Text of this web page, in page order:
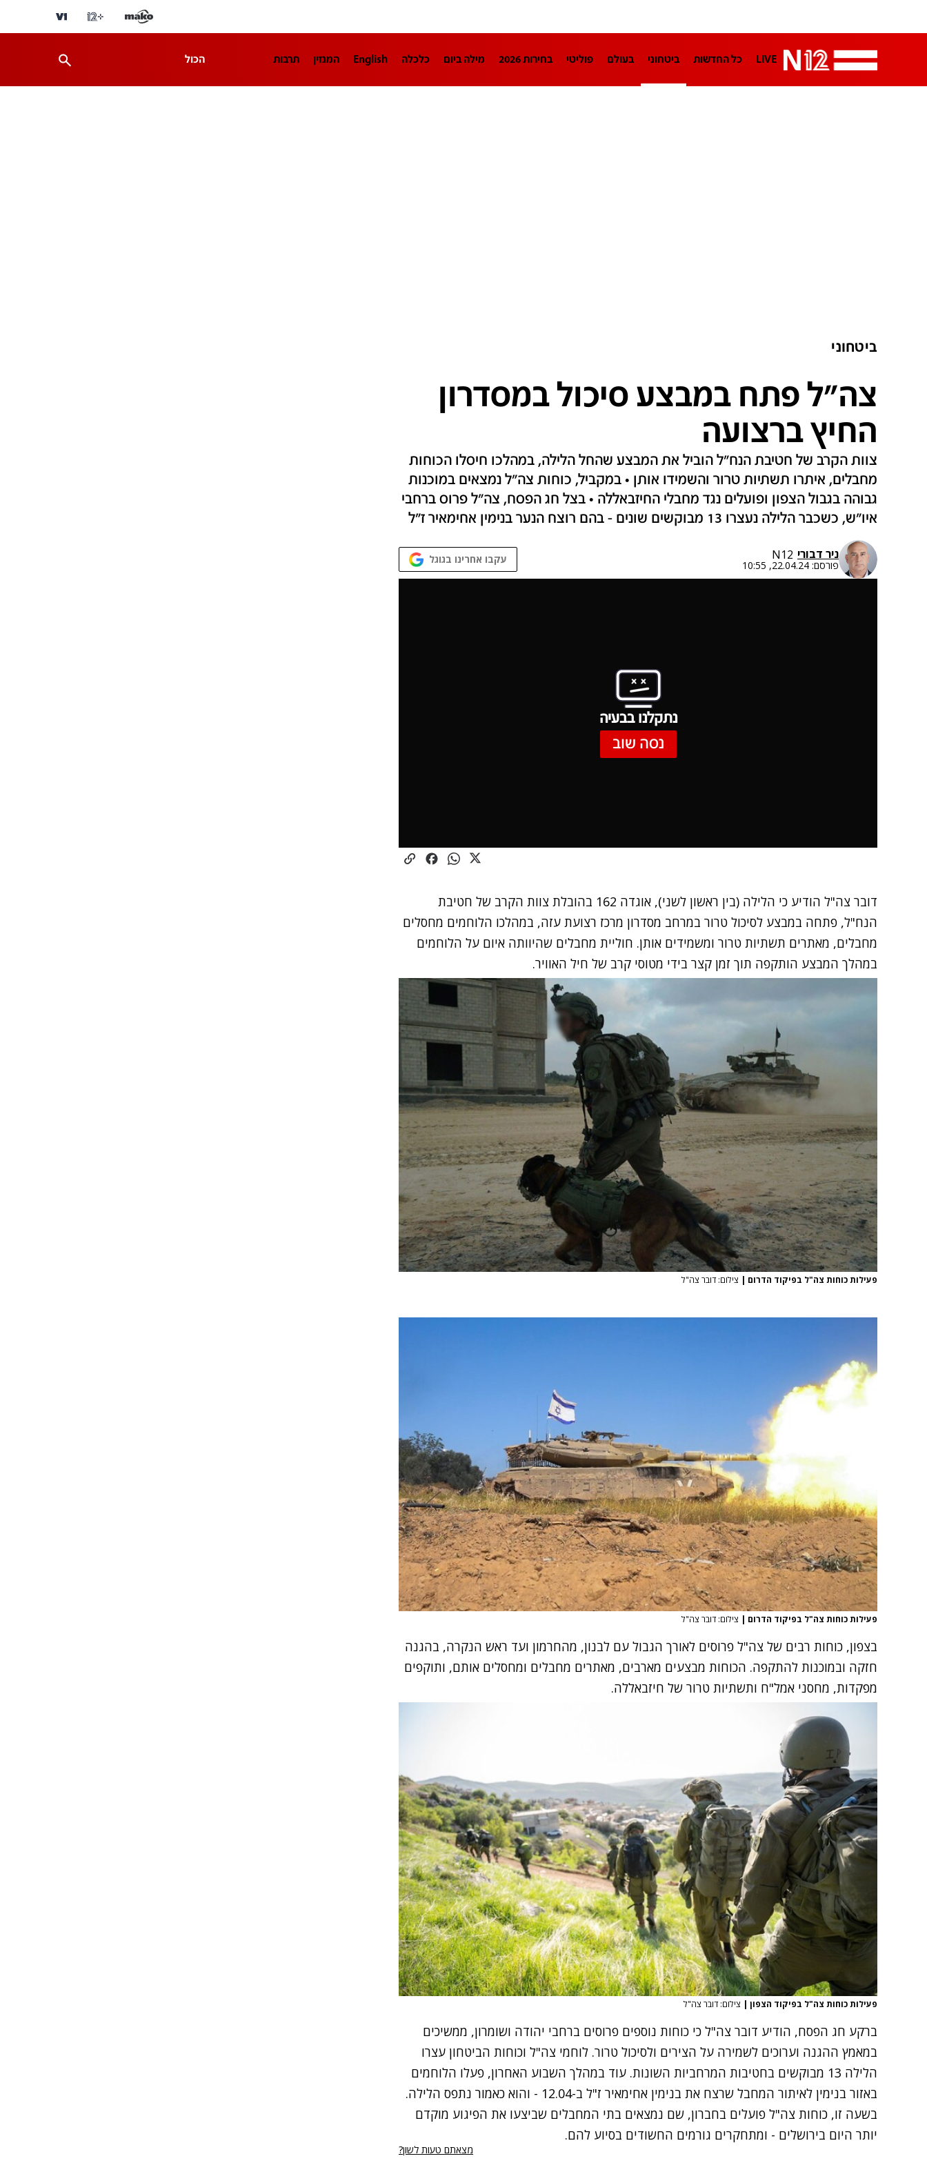
LIVE כל החדשות ביטחוני בעולם פוליטי בחירות 2026 מילה ביום כלכלה English המגזין תרבות הכול
ביטחוני
צה"ל פתח במבצע סיכול במסדרון
החיץ ברצועה
צוות הקרב של חטיבת הנח"ל הוביל את המבצע שהחל הלילה, במהלכו חיסלו הכוחות
מחבלים, איתרו תשתיות טרור והשמידו אותן • במקביל, כוחות צה"ל נמצאים במוכנות
גבוהה בגבול הצפון ופועלים נגד מחבלי החיזבאללה • בצל חג הפסח, צה"ל פרוס ברחבי
איו"ש, כשכבר הלילה נעצרו 13 מבוקשים שונים - בהם רוצח הנער בנימין אחימאיר ז"ל
ניר דבורי N12
פורסם: 22.04.24, 10:55 עקבו אחרינו בגוגל
נתקלנו בבעיה
נסה שוב
דובר צה"ל הודיע כי הלילה (בין ראשון לשני), אוגדה 162 בהובלת צוות הקרב של חטיבת
הנח"ל, פתחה במבצע לסיכול טרור במרחב מסדרון מרכז רצועת עזה, במהלכו הלוחמים מחסלים
מחבלים, מאתרים תשתיות טרור ומשמידים אותן. חוליית מחבלים שהיוותה איום על הלוחמים
במהלך המבצע הותקפה תוך זמן קצר בידי מטוסי קרב של חיל האוויר.
פעילות כוחות צה"ל בפיקוד הדרום | צילום: דובר צה"ל
פעילות כוחות צה"ל בפיקוד הדרום | צילום: דובר צה"ל
בצפון, כוחות רבים של צה"ל פרוסים לאורך הגבול עם לבנון, מהחרמון ועד ראש הנקרה, בהגנה
חזקה ובמוכנות להתקפה. הכוחות מבצעים מארבים, מאתרים מחבלים ומחסלים אותם, ותוקפים
מפקדות, מחסני אמל"ח ותשתיות טרור של חיזבאללה.
פעילות כוחות צה"ל בפיקוד הצפון | צילום: דובר צה"ל
ברקע חג הפסח, הודיע דובר צה"ל כי כוחות נוספים פרוסים ברחבי יהודה ושומרון, ממשיכים
במאמץ ההגנה וערוכים לשמירה על הצירים ולסיכול טרור. לוחמי צה"ל וכוחות הביטחון עצרו
הלילה 13 מבוקשים בחטיבות המרחביות השונות. עוד במהלך השבוע האחרון, פעלו הלוחמים
באזור בנימין לאיתור המחבל שרצח את בנימין אחימאיר ז"ל ב-12.04 - והוא כאמור
נתפס הלילה.
בשעה זו, כוחות צה"ל פועלים בחברון, שם נמצאים בתי המחבלים שביצעו את הפיגוע מוקדם
יותר היום בירושלים - ומתחקרים גורמים החשודים בסיוע להם.
מצאתם טעות לשון?